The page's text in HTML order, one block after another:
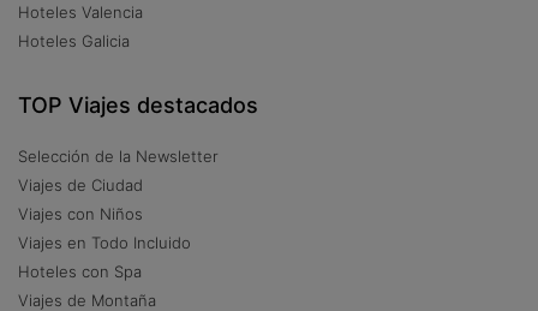
Hoteles Valencia
Hoteles Galicia
TOP Viajes destacados
Selección de la Newsletter
Viajes de Ciudad
Viajes con Niños
Viajes en Todo Incluido
Hoteles con Spa
Viajes de Montaña